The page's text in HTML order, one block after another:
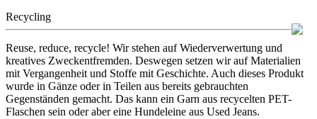
Recycling
Reuse, reduce, recycle! Wir stehen auf Wiederverwertung und
kreatives Zweckentfremden. Deswegen setzen wir auf Materialien
mit Vergangenheit und Stoffe mit Geschichte. Auch dieses Produkt
wurde in Gänze oder in Teilen aus bereits gebrauchten
Gegenständen gemacht. Das kann ein Garn aus recycelten PET-
Flaschen sein oder aber eine Hundeleine aus Used Jeans.